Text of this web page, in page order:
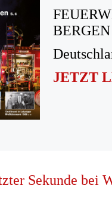
BERGEN
JETZT
Sekunde bei